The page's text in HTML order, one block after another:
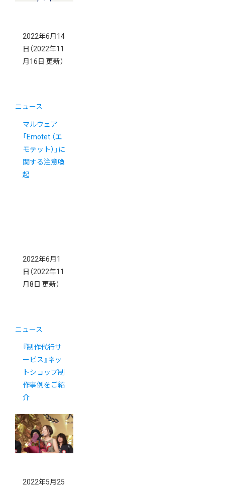
2022年6月14
日 （2022年11
月16日 更新）
ニュース
マルウェア
「Emotet （エ
モテット）」に
関する注意喚
起
2022年6月1
日 （2022年11
月8日 更新）
ニュース
『制作代行サ
ービス』ネッ
トショップ制
作事例をご紹
介
2022年5月25